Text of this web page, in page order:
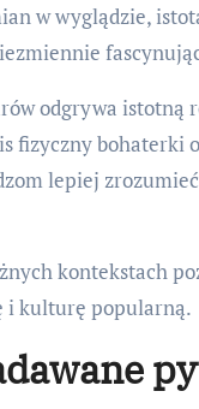
w wyglądzie,
odgrywa istotną
fizyczny
lepiej
kontekstach
i kulturę popularną.